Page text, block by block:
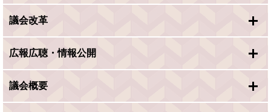
議会改革
広報広聴・情報公開
議会概要